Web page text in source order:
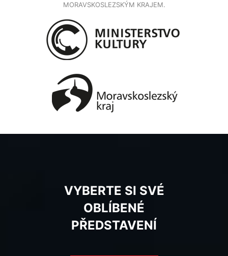
MORAVSKOSLEZSKÝM KRAJEM.
VYBERTE SI SVÉ
OBLÍBENÉ
PŘEDSTAVENÍ